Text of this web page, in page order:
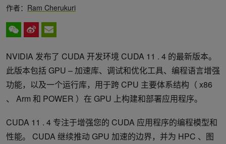
作者： Ram Cherukuri
NVIDIA 发布了 CUDA 开发环境 CUDA 11 . 4 的最新版本。
此版本包括 GPU – 加速库、调试和优化工具、编程语言增强
功能，以及一个运行库，用于跨 CPU 主要体系结构（ x86
、 Arm 和 POWER ）在 GPU 上构建和部署应用程序。
CUDA 11 . 4 专注于增强您的 CUDA 应用程序的编程模型和
性能。 CUDA 继续推动 GPU 加速的边界，并为 HPC 、图